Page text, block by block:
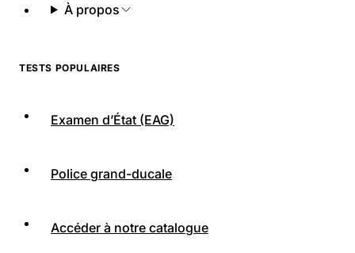
À propos
TESTS POPULAIRES
Examen d’État (EAG)
Police grand-ducale
Accéder à notre catalogue